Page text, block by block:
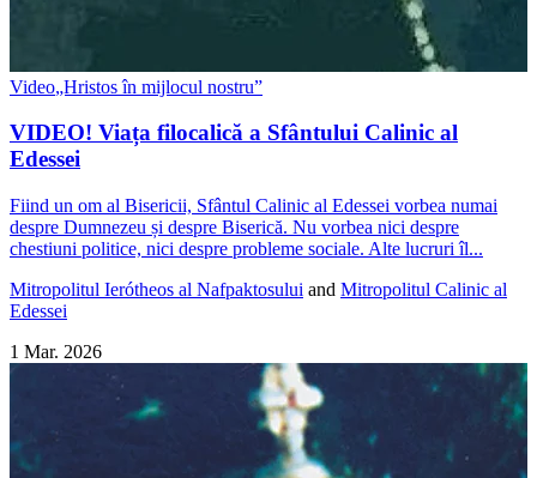
Video„Hristos în mijlocul nostru”
VIDEO! Viața filocalică a Sfântului Calinic al
Edessei
Fiind un om al Bisericii, Sfântul Calinic al Edessei vorbea numai
despre Dumnezeu și despre Biserică. Nu vorbea nici despre
chestiuni politice, nici despre probleme sociale. Alte lucruri îl...
Mitropolitul Ierótheos al Nafpaktosului and Mitropolitul Calinic al
Edessei
1 Mar. 2026